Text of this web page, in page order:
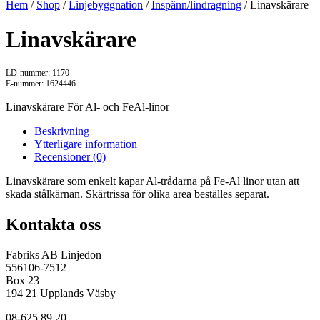
Hem / Shop /Linjebyggnation /Inspänn/lindragning / Linavskärare
Linavskärare
LD-nummer: 1170
E-nummer: 1624446
Linavskärare För Al- och FeAl-linor
Beskrivning
Ytterligare information
Recensioner (0)
Linavskärare som enkelt kapar Al-trådarna på Fe-Al linor utan att
skada stålkärnan. Skärtrissa för olika area beställes separat.
Kontakta oss
Fabriks AB Linjedon
556106-7512
Box 23
194 21 Upplands Väsby